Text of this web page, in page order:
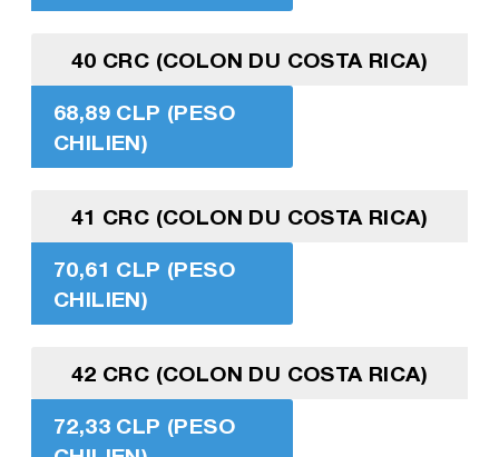
40 CRC (COLON DU COSTA RICA)
68,89 CLP (PESO
CHILIEN)
41 CRC (COLON DU COSTA RICA)
70,61 CLP (PESO
CHILIEN)
42 CRC (COLON DU COSTA RICA)
72,33 CLP (PESO